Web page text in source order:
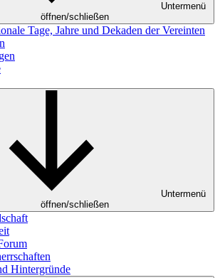
Untermenü
öffnen/schließen
Tage, Jahre und Dekaden der Vereinten
Untermenü
öffnen/schließen
Hintergründe